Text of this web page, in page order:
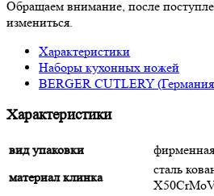
Обращаем внимание, после
измениться.
Характеристики
Наборы кухонных ножей
BERGER CUTLERY
Характеристики
вид упаковки
фирменная
материал клинка
сталь